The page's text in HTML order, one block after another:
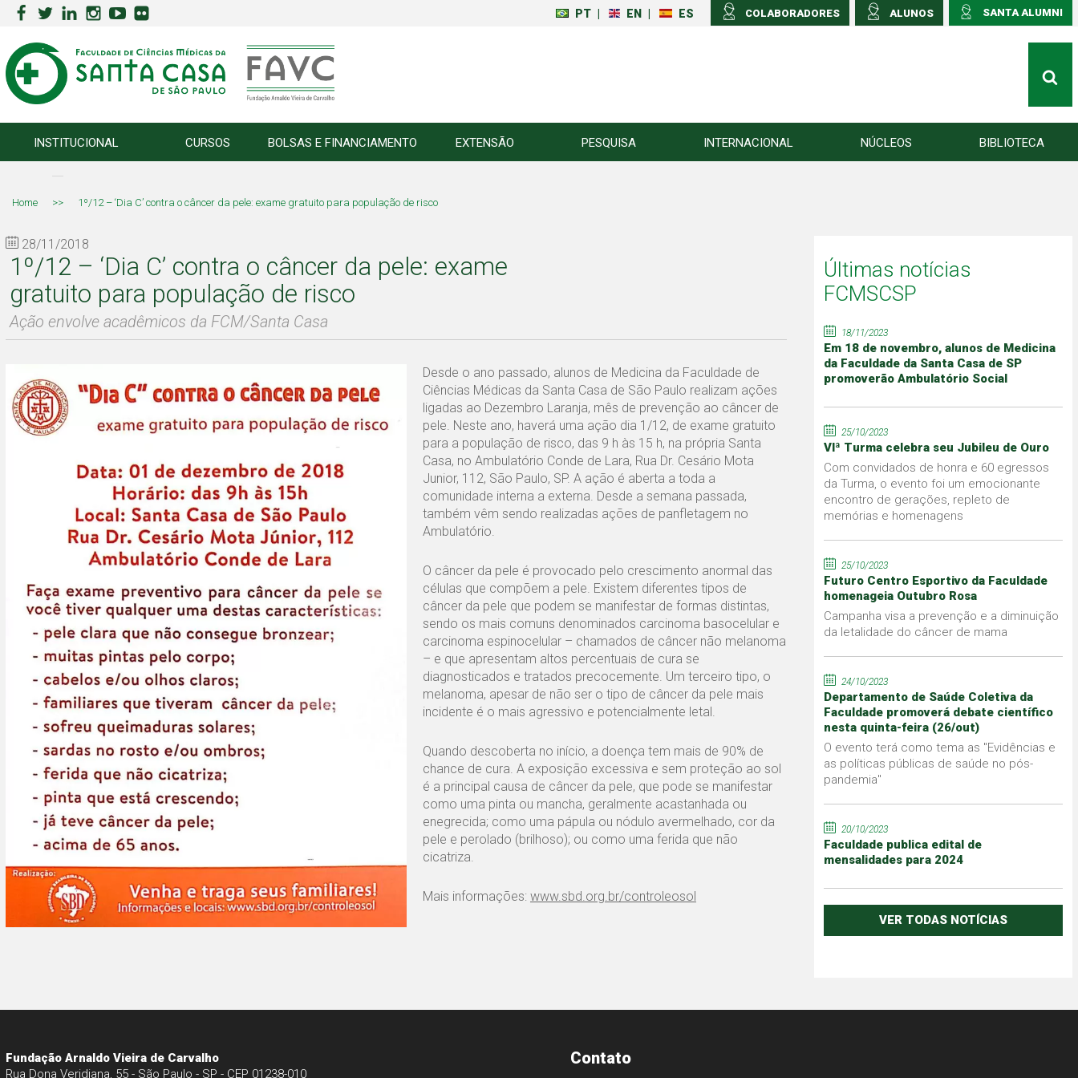
SANTA ALUMNI
ALUNOS
COLABORADORES
PT EN ES
INSTITUCIONAL CURSOS BOLSAS E FINANCIAMENTO EXTENSÃO PESQUISA INTERNACIONAL NÚCLEOS BIBLIOTECA
Home >> 1º/12 – ‘Dia C’ contra o câncer da pele: exame gratuito para população de risco
28/11/2018
1º/12 – ‘Dia C’ contra o câncer da pele: exame
gratuito para população de risco
Ação envolve acadêmicos da FCM/Santa Casa
Desde o ano passado, alunos de Medicina da Faculdade de
Ciências Médicas da Santa Casa de São Paulo realizam ações
ligadas ao Dezembro Laranja, mês de prevenção ao câncer de
pele. Neste ano, haverá uma ação dia 1/12, de exame gratuito
para a população de risco, das 9 h às 15 h, na própria Santa
Casa, no Ambulatório Conde de Lara, Rua Dr. Cesário Mota
Junior, 112, São Paulo, SP. A ação é aberta a toda a
comunidade interna a externa. Desde a semana passada,
também vêm sendo realizadas ações de panfletagem no
Ambulatório.
O câncer da pele é provocado pelo crescimento anormal das
células que compõem a pele. Existem diferentes tipos de
câncer da pele que podem se manifestar de formas distintas,
sendo os mais comuns denominados carcinoma basocelular e
carcinoma espinocelular – chamados de câncer não melanoma
– e que apresentam altos percentuais de cura se
diagnosticados e tratados precocemente. Um terceiro tipo, o
melanoma, apesar de não ser o tipo de câncer da pele mais
incidente é o mais agressivo e potencialmente letal.
Quando descoberta no início, a doença tem mais de 90% de
chance de cura. A exposição excessiva e sem proteção ao sol
é a principal causa de câncer da pele, que pode se manifestar
como uma pinta ou mancha, geralmente acastanhada ou
enegrecida; como uma pápula ou nódulo avermelhado, cor da
pele e perolado (brilhoso); ou como uma ferida que não
cicatriza.
Mais informações: www.sbd.org.br/controleosol
Últimas notícias
FCMSCSP
18/11/2023
Em 18 de novembro, alunos de Medicina
da Faculdade da Santa Casa de SP
promoverão Ambulatório Social
25/10/2023
VIª Turma celebra seu Jubileu de Ouro
Com convidados de honra e 60 egressos
da Turma, o evento foi um emocionante
encontro de gerações, repleto de
memórias e homenagens
25/10/2023
Futuro Centro Esportivo da Faculdade
homenageia Outubro Rosa
Campanha visa a prevenção e a diminuição
da letalidade do câncer de mama
24/10/2023
Departamento de Saúde Coletiva da
Faculdade promoverá debate científico
nesta quinta-feira (26/out)
O evento terá como tema as "Evidências e
as políticas públicas de saúde no pós-
pandemia"
20/10/2023
Faculdade publica edital de
mensalidades para 2024
VER TODAS NOTÍCIAS
Fundação Arnaldo Vieira de Carvalho
Rua Dona Veridiana, 55 - São Paulo - SP - CEP 01238-010
Contato